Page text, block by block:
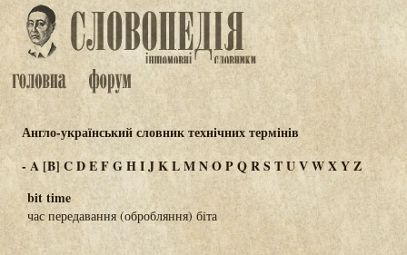
Англо-український словник технічних термінів
-A [B] CDEFGHIJKLMNOPQRSTUVWXYZ
bit time
час передавання (обробляння) біта